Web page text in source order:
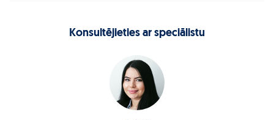
Konsultējieties ar speciālistu